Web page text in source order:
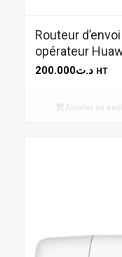
Routeur
opérateur
200.000د.ت HT